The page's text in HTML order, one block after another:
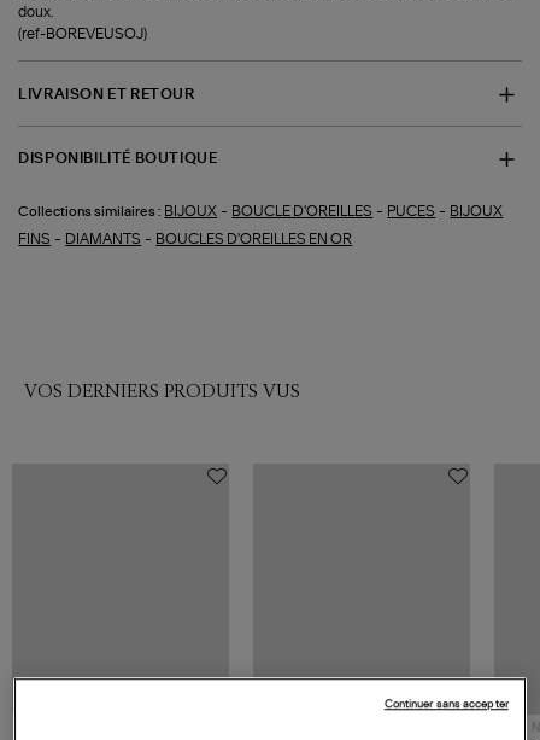
doux.
(ref-BOREVEUSOJ)
LIVRAISON ET RETOUR
DISPONIBILITÉ BOUTIQUE
Collections similaires : BIJOUX - BOUCLE D'OREILLES - PUCES - BIJOUX
FINS - DIAMANTS - BOUCLES D'OREILLES EN OR
VOS DERNIERS PRODUITS VUS
Continuer sans accepter